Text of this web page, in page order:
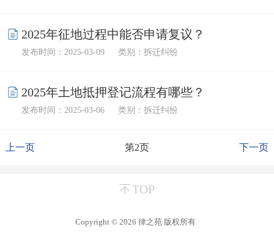
2025年征地过程中能否申请复议？
发布时间：2025-03-09 类别：拆迁纠纷
2025年土地抵押登记流程有哪些？
发布时间：2025-03-06 类别：拆迁纠纷
上一页 第2页 下一页
TOP
Copyright © 2026 律之苑版权所有